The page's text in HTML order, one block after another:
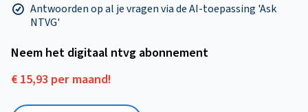
Antwoorden op al je vragen via de AI-toepassing 'Ask
NTVG'
Neem het digitaal ntvg abonnement
€ 15,93 per maand!